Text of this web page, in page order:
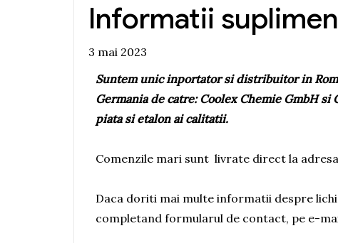
Informatii
3 mai 2023
Suntem unic inportator si distribuitor in
Germania de catre: Coolex Chemie GmbH
piata si etalon ai calitatii.
Comenzile mari sunt livrate direct la
Daca doriti mai multe informatii despre
completand formularul de contact, pe e-